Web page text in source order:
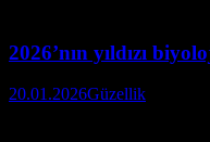
2026’nın yıldızı
20.01.2026Güzellik